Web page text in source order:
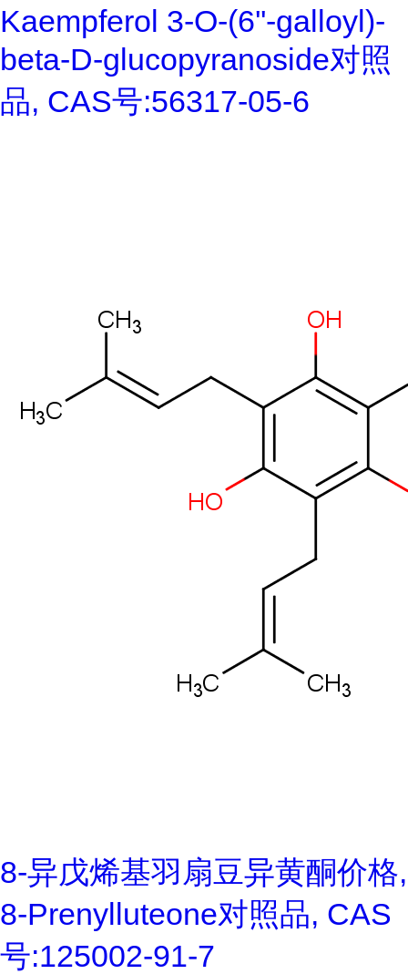
Kaempferol 3-O-(6''-galloyl)-
beta-D-glucopyranoside对照
品, CAS号:56317-05-6
8-异戊烯基羽扇豆异黄酮价格,
8-Prenylluteone对照品, CAS
号:125002-91-7